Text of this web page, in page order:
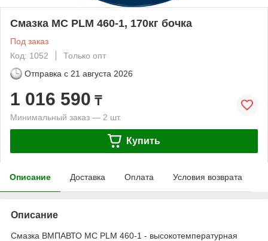
Смазка МС PLM 460-1, 170кг бочка
Под заказ
Код: 1052
Только опт
Отправка с 21 августа 2026
1 016 590 ₸
Минимальный заказ — 2 шт.
Купить
Описание Доставка Оплата Условия возврата
Описание
Смазка ВМПАВТО МС PLM 460-1 - высокотемпературная